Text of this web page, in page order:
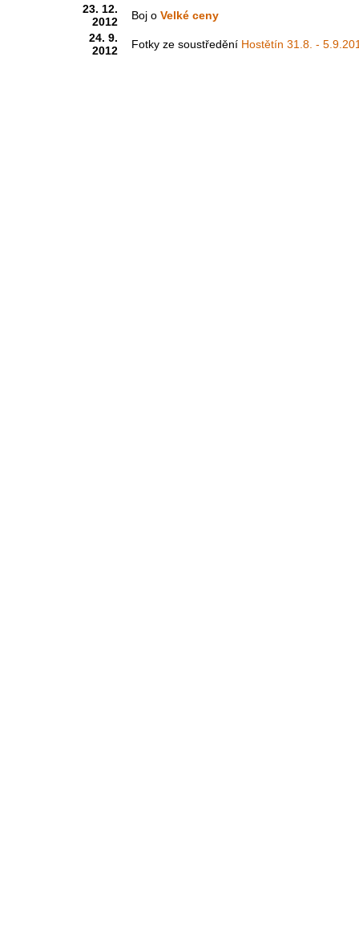
23. 12.
2012
Boj o Velké ceny
24. 9.
2012
Fotky ze soustředění Hostětín 31.8. -